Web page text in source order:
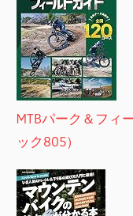
MTBパーク＆フィ
ック805）